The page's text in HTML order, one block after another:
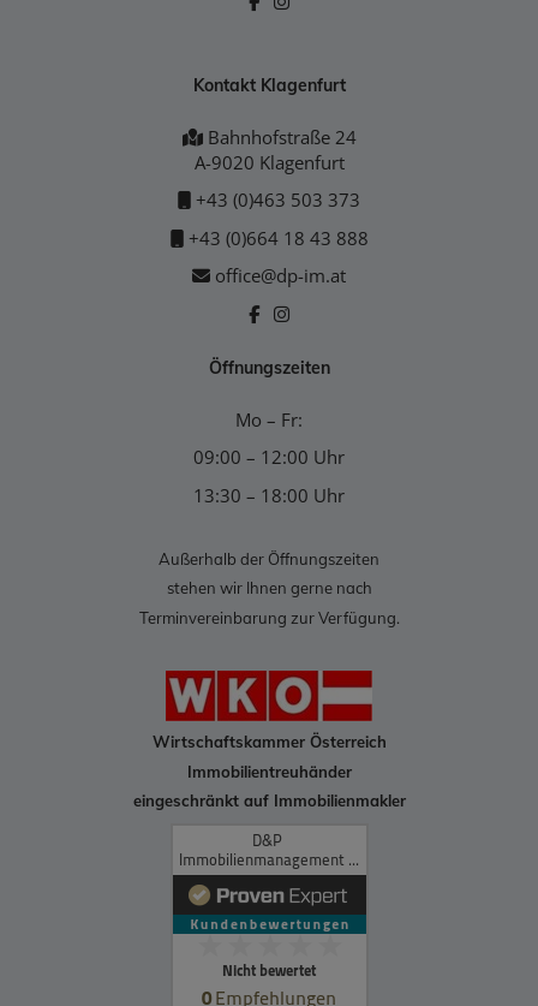
Kontakt Klagenfurt
Bahnhofstraße 24
A-9020 Klagenfurt
+43 (0)463 503 373
+43 (0)664 18 43 888
office@dp-im.at
Öffnungszeiten
Mo – Fr:
09:00 – 12:00 Uhr
13:30 – 18:00 Uhr
Außerhalb der Öffnungszeiten
stehen wir Ihnen gerne nach
Terminvereinbarung zur Verfügung.
Wirtschaftskammer Österreich
Immobilientreuhänder
eingeschränkt auf Immobilienmakler